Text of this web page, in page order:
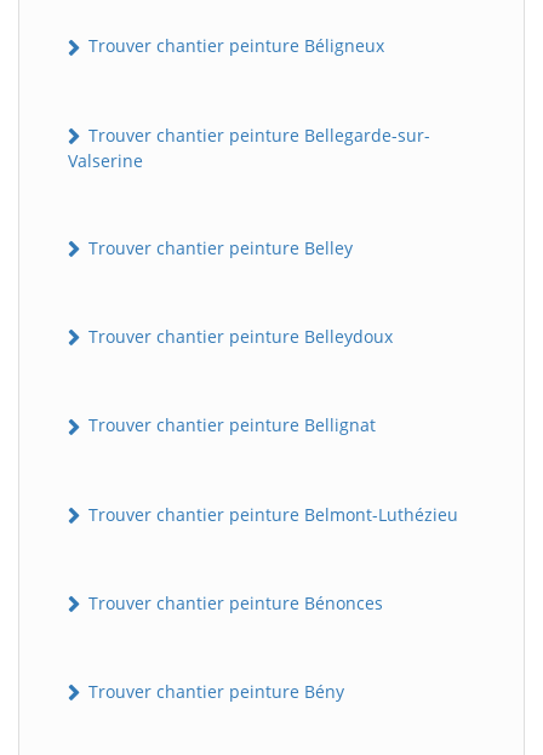
Trouver chantier peinture Béligneux
Trouver chantier peinture Bellegarde-sur-
Valserine
Trouver chantier peinture Belley
Trouver chantier peinture Belleydoux
Trouver chantier peinture Bellignat
Trouver chantier peinture Belmont-Luthézieu
Trouver chantier peinture Bénonces
Trouver chantier peinture Bény